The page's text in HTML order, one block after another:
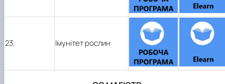
23. Імунітет рослин